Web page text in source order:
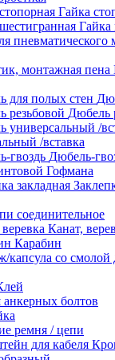
Гайка
Гайка
пневматического
Дюбель
/вставка
Дюбель-
Гофмана
соединительное
Канат,
Карабин
капсула со смолой
анкерных болтов
ремня / цепи